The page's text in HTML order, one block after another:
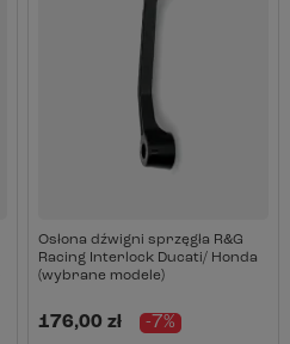
Osłona dźwigni sprzęgła R&G
Racing Interlock Ducati/ Honda
(wybrane modele)
176,00 zł -7%